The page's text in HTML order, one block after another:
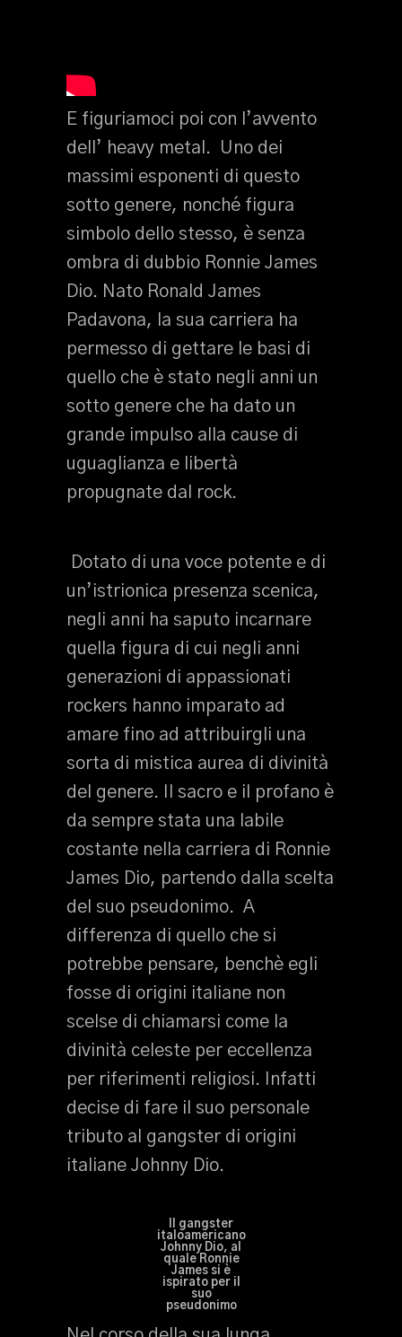
E figuriamoci poi con l’avvento
dell’ heavy metal. Uno dei
massimi esponenti di questo
sotto genere, nonché figura
simbolo dello stesso, è senza
ombra di dubbio Ronnie James
Dio. Nato Ronald James
Padavona, la sua carriera ha
permesso di gettare le basi di
quello che è stato negli anni un
sotto genere che ha dato un
grande impulso alla cause di
uguaglianza e libertà
propugnate dal rock.
Dotato di una voce potente e di
un’istrionica presenza scenica,
negli anni ha saputo incarnare
quella figura di cui negli anni
generazioni di appassionati
rockers hanno imparato ad
amare fino ad attribuirgli una
sorta di mistica aurea di divinità
del genere. Il sacro e il profano è
da sempre stata una labile
costante nella carriera di Ronnie
James Dio, partendo dalla scelta
del suo pseudonimo. A
differenza di quello che si
potrebbe pensare, benchè egli
fosse di origini italiane non
scelse di chiamarsi come la
divinità celeste per eccellenza
per riferimenti religiosi. Infatti
decise di fare il suo personale
tributo al gangster di origini
italiane Johnny Dio.
Il gangster
italoamericano
Johnny Dio, al
quale Ronnie
James si è
ispirato per il
suo
pseudonimo